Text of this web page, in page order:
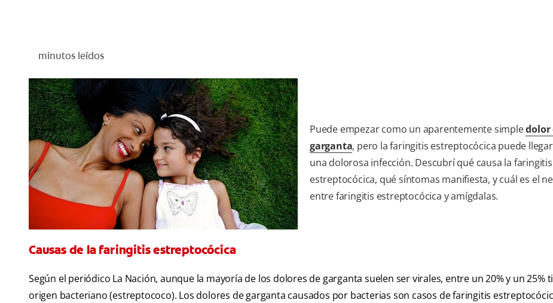
minutos leídos
Puede empezar como un aparentemente simpledolor
garganta, pero la faringitis estreptocócica puede
una dolorosa infección. Descubrí qué causa la faringitis
estreptocócica, qué síntomas manifiesta, y cuál es el
entre faringitis estreptocócica y amígdalas.
Causas de la faringitis estreptocócica
Según el periódico La Nación, aunque la mayoría de los dolores de garganta suelen ser virales, entre un 20% y un 25%
origen bacteriano (estreptococo). Los dolores de garganta causados por bacterias son casos de faringitis